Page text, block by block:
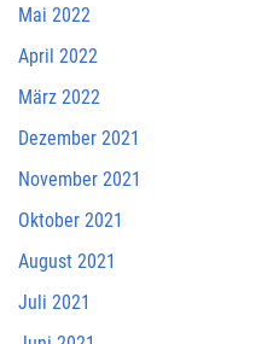
Mai 2022
April 2022
März 2022
Dezember 2021
November 2021
Oktober 2021
August 2021
Juli 2021